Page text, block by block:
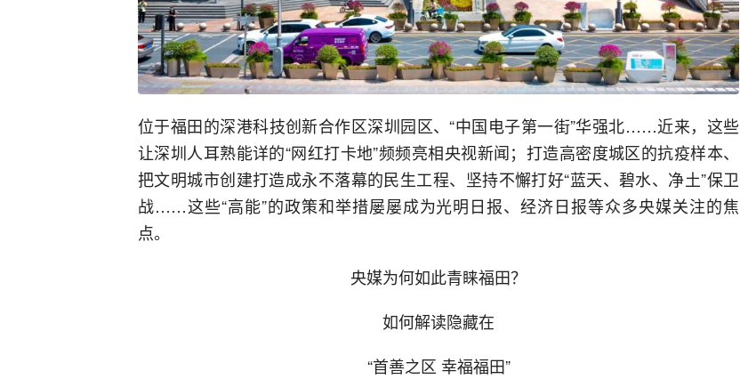
位于福田的深港科技创新合作区深圳园区、“中国电子第一街”华强北……近来，这些
让深圳人耳熟能详的“网红打卡地”频频亮相央视新闻；打造高密度城区的抗疫样本、
把文明城市创建打造成永不落幕的民生工程、坚持不懈打好“蓝天、碧水、净土”保卫
战……这些“高能”的政策和举措屡屡成为光明日报、经济日报等众多央媒关注的焦
点。
央媒为何如此青睐福田？
如何解读隐藏在
“首善之区 幸福福田”